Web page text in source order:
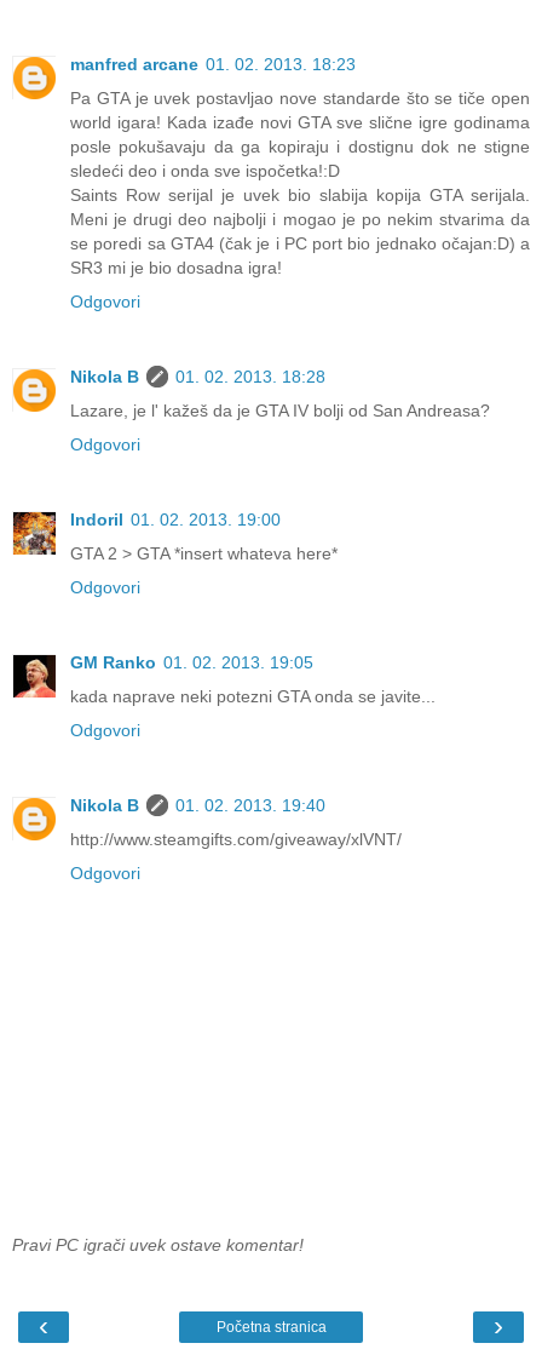
manfred arcane 01. 02. 2013. 18:23
Pa GTA je uvek postavljao nove standarde što se tiče open
world igara! Kada izađe novi GTA sve slične igre godinama
posle pokušavaju da ga kopiraju i dostignu dok ne stigne
sledeći deo i onda sve ispočetka!:D
Saints Row serijal je uvek bio slabija kopija GTA serijala.
Meni je drugi deo najbolji i mogao je po nekim stvarima da
se poredi sa GTA4 (čak je i PC port bio jednako očajan:D) a
SR3 mi je bio dosadna igra!
Odgovori
Nikola B
01. 02. 2013. 18:28
Lazare, je l' kažeš da je GTA IV bolji od San Andreasa?
Odgovori
Indoril 01. 02. 2013. 19:00
GTA 2 > GTA *insert whateva here*
Odgovori
GM Ranko 01. 02. 2013. 19:05
kada naprave neki potezni GTA onda se javite...
Odgovori
Nikola B
01. 02. 2013. 19:40
http://www.steamgifts.com/giveaway/xlVNT/
Odgovori
Pravi PC igrači uvek ostave komentar!
‹ ›
Početna stranica